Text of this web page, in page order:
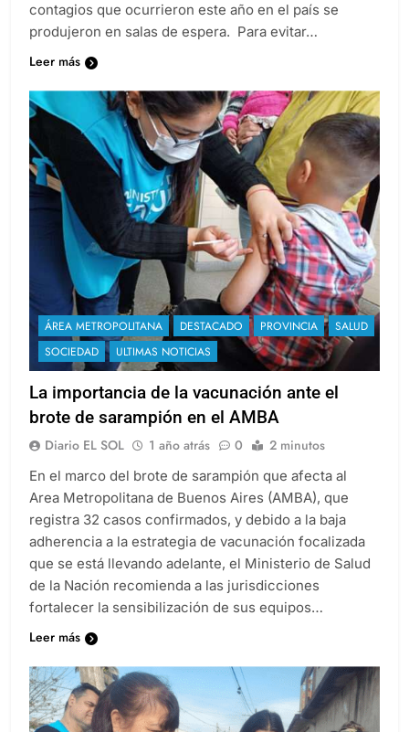
contagios que ocurrieron este año en el país se
produjeron en salas de espera. Para evitar…
Leer más
ÁREA METROPOLITANA DESTACADO PROVINCIA
SALUD
SOCIEDAD
ULTIMAS NOTICIAS
La importancia de la vacunación ante el
brote de sarampión en el AMBA
Diario EL SOL 1 año atrás 0 2 minutos
En el marco del brote de sarampión que afecta al
Area Metropolitana de Buenos Aires (AMBA), que
registra 32 casos confirmados, y debido a la baja
adherencia a la estrategia de vacunación focalizada
que se está llevando adelante, el Ministerio de Salud
de la Nación recomienda a las jurisdicciones
fortalecer la sensibilización de sus equipos…
Leer más